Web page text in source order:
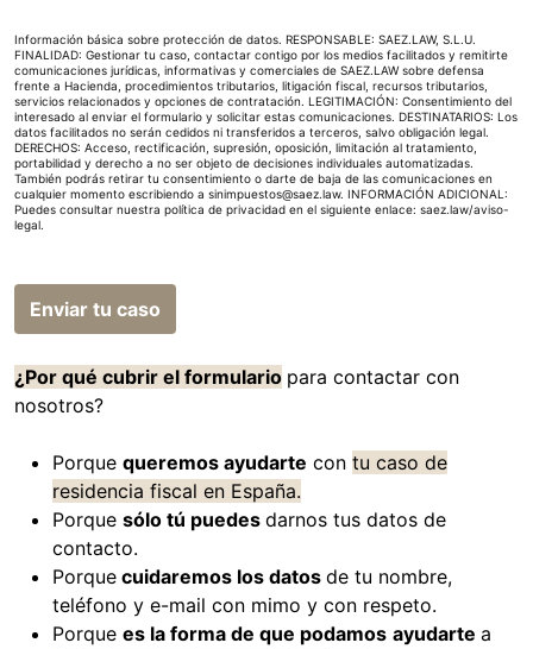
Información básica sobre protección de datos. RESPONSABLE: SAEZ.LAW, S.L.U.
FINALIDAD: Gestionar tu caso, contactar contigo por los medios facilitados y remitirte
comunicaciones jurídicas, informativas y comerciales de SAEZ.LAW sobre defensa
frente a Hacienda, procedimientos tributarios, litigación fiscal, recursos tributarios,
servicios relacionados y opciones de contratación. LEGITIMACIÓN: Consentimiento del
interesado al enviar el formulario y solicitar estas comunicaciones. DESTINATARIOS: Los
datos facilitados no serán cedidos ni transferidos a terceros, salvo obligación legal.
DERECHOS: Acceso, rectificación, supresión, oposición, limitación al tratamiento,
portabilidad y derecho a no ser objeto de decisiones individuales automatizadas.
También podrás retirar tu consentimiento o darte de baja de las comunicaciones en
cualquier momento escribiendo a sinimpuestos@saez.law. INFORMACIÓN ADICIONAL:
Puedes consultar nuestra política de privacidad en el siguiente enlace: saez.law/aviso-
legal.
Enviar tu caso
¿Por qué cubrir el formulario para contactar con
nosotros?
Porque queremos ayudarte con tu caso de
residencia fiscal en España.
Porque sólo tú puedes darnos tus datos de
contacto.
Porque cuidaremos los datos de tu nombre,
teléfono y e-mail con mimo y con respeto.
Porque es la forma de que podamos ayudarte a